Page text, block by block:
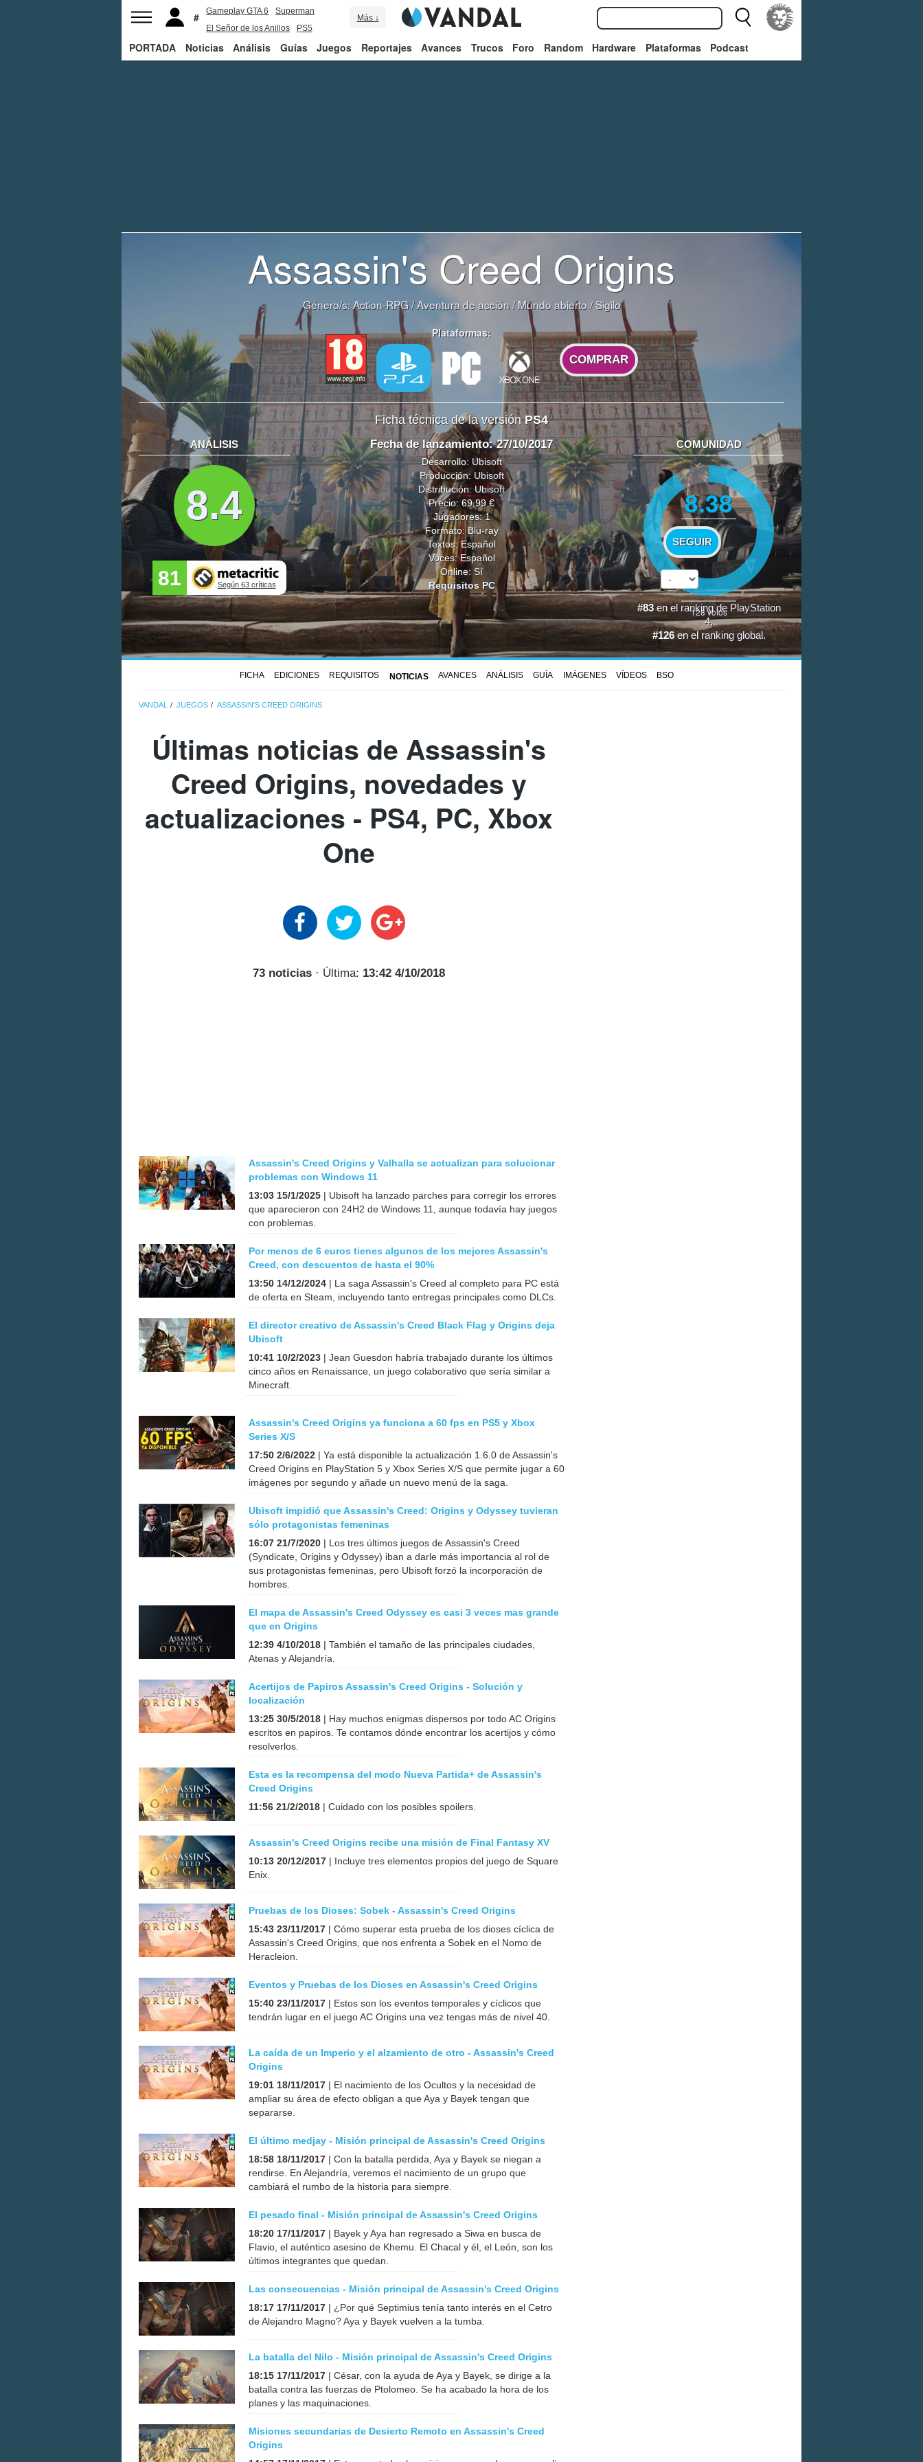
Gameplay GTA 6
Superman
El Señor de los Anillos
PS5
Más ↓
PORTADA Noticias Análisis Guías Juegos Reportajes Avances Trucos Foro Random Hardware Plataformas Podcast
Assassin's Creed Origins
Género/s:Action-RPG/Aventura de acción/Mundo abierto/Sigilo
Plataformas:
COMPRAR
Ficha técnica de la versiónPS4
ANÁLISIS
8.4
81 Según 63 críticas
Fecha de lanzamiento: 27/10/2017
Desarrollo: Ubisoft
Producción: Ubisoft
Distribución: Ubisoft
Precio: 69,99 €
Jugadores: 1
Formato: Blu-ray
Textos: Español
Voces: Español
Online: Sí
Requisitos PC
COMUNIDAD
8.38
SEGUIR
128votos
#83en el ranking de PlayStation
4.
#126en el ranking global.
FICHA EDICIONES REQUISITOS NOTICIAS AVANCES ANÁLISIS GUÍA IMÁGENES VÍDEOS BSO
VANDAL JUEGOS ASSASSIN'S CREED ORIGINS
Últimas noticias de Assassin's
Creed Origins, novedades y
actualizaciones - PS4, PC, Xbox
One
73 noticias · Última: 13:42 4/10/2018
Assassin's Creed Origins y Valhalla se actualizan para solucionar
problemas con Windows 11
13:03 15/1/2025 | Ubisoft ha lanzado parches para corregir los errores
que aparecieron con 24H2 de Windows 11, aunque todavía hay juegos
con problemas.
Por menos de 6 euros tienes algunos de los mejores Assassin's
Creed, con descuentos de hasta el 90%
13:50 14/12/2024 | La saga Assassin's Creed al completo para PC está
de oferta en Steam, incluyendo tanto entregas principales como DLCs.
El director creativo de Assassin's Creed Black Flag y Origins deja
Ubisoft
10:41 10/2/2023 | Jean Guesdon habría trabajado durante los últimos
cinco años en Renaissance, un juego colaborativo que sería similar a
Minecraft.
Assassin's Creed Origins ya funciona a 60 fps en PS5 y Xbox
Series X/S
17:50 2/6/2022 | Ya está disponible la actualización 1.6.0 de Assassin's
Creed Origins en PlayStation 5 y Xbox Series X/S que permite jugar a 60
imágenes por segundo y añade un nuevo menú de la saga.
Ubisoft impidió que Assassin's Creed: Origins y Odyssey tuvieran
sólo protagonistas femeninas
16:07 21/7/2020 | Los tres últimos juegos de Assassin's Creed
(Syndicate, Origins y Odyssey) iban a darle más importancia al rol de
sus protagonistas femeninas, pero Ubisoft forzó la incorporación de
hombres.
El mapa de Assassin's Creed Odyssey es casi 3 veces mas grande
que en Origins
12:39 4/10/2018 | También el tamaño de las principales ciudades,
Atenas y Alejandría.
Acertijos de Papiros Assassin's Creed Origins - Solución y
localización
13:25 30/5/2018 | Hay muchos enigmas dispersos por todo AC Origins
escritos en papiros. Te contamos dónde encontrar los acertijos y cómo
resolverlos.
Esta es la recompensa del modo Nueva Partida+ de Assassin's
Creed Origins
11:56 21/2/2018 | Cuidado con los posibles spoilers.
Assassin's Creed Origins recibe una misión de Final Fantasy XV
10:13 20/12/2017 | Incluye tres elementos propios del juego de Square
Enix.
Pruebas de los Dioses: Sobek - Assassin's Creed Origins
15:43 23/11/2017 | Cómo superar esta prueba de los dioses cíclica de
Assassin's Creed Origins, que nos enfrenta a Sobek en el Nomo de
Heracleion.
Eventos y Pruebas de los Dioses en Assassin's Creed Origins
15:40 23/11/2017 | Estos son los eventos temporales y cíclicos que
tendrán lugar en el juego AC Origins una vez tengas más de nivel 40.
La caída de un Imperio y el alzamiento de otro - Assassin's Creed
Origins
19:01 18/11/2017 | El nacimiento de los Ocultos y la necesidad de
ampliar su área de efecto obligan a que Aya y Bayek tengan que
separarse.
El último medjay - Misión principal de Assassin's Creed Origins
18:58 18/11/2017 | Con la batalla perdida, Aya y Bayek se niegan a
rendirse. En Alejandría, veremos el nacimiento de un grupo que
cambiará el rumbo de la historia para siempre.
El pesado final - Misión principal de Assassin's Creed Origins
18:20 17/11/2017 | Bayek y Aya han regresado a Siwa en busca de
Flavio, el auténtico asesino de Khemu. El Chacal y él, el León, son los
últimos integrantes que quedan.
Las consecuencias - Misión principal de Assassin's Creed Origins
18:17 17/11/2017 | ¿Por qué Septimius tenía tanto interés en el Cetro
de Alejandro Magno? Aya y Bayek vuelven a la tumba.
La batalla del Nilo - Misión principal de Assassin's Creed Origins
18:15 17/11/2017 | César, con la ayuda de Aya y Bayek, se dirige a la
batalla contra las fuerzas de Ptolomeo. Se ha acabado la hora de los
planes y las maquinaciones.
Misiones secundarias de Desierto Remoto en Assassin's Creed
Origins